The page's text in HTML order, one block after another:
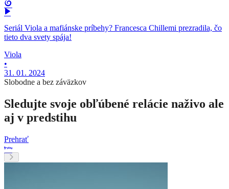
Seriál Viola a mafiánske príbehy? Francesca Chillemi prezradila, čo
tieto dva svety spája!
Viola
•
31. 01. 2024
Slobodne a bez záväzkov
Sledujte svoje obľúbené relácie naživo ale
aj v predstihu
Prehrať